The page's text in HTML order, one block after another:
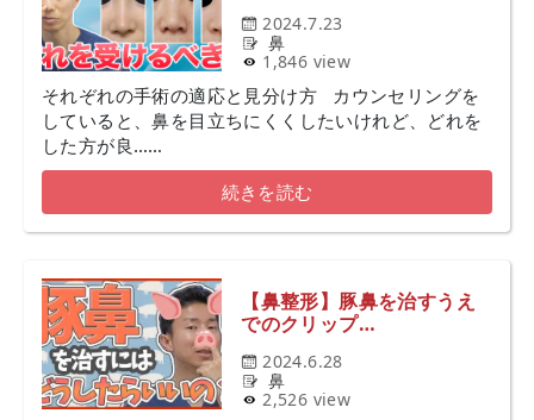
2024.7.23
鼻
1,846 view
それぞれの手術の適応と見分け方 カウンセリングを
していると、鼻を目立ちにくくしたいけれど、どれを
した方が良……
続きを読む
【鼻整形】豚鼻を治すうえ
でのクリップ…
2024.6.28
鼻
2,526 view